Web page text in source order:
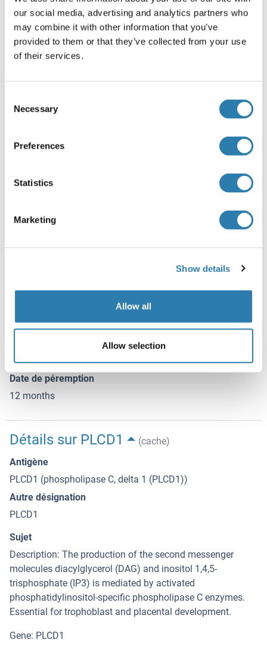
our social media, advertising and analytics partners who
may combine it with other information that you’ve
provided to them or that they’ve collected from your use
of their services.
Selection
Necessary
Preferences
Statistics
Marketing
Show details
Allow all
Allow selection
Stockage
(cache)
Format
1 mg/mL
Rabbit IgG in phosphate buffered saline , pH 7.4, 150 mM
Agent conservateur
This product contains Sodium azide: a POISONOUS AND
Date de péremption
12 months
Détails sur PLCD1
(cache)
Antigène
PLCD1 (phospholipase C, delta 1 (PLCD1))
Autre désignation
PLCD1
Sujet
Description: The production of the second messenger
molecules diacylglycerol (DAG) and inositol 1,4,5-
trisphosphate (IP3) is mediated by activated
phosphatidylinositol-specific phospholipase C enzymes.
Essential for trophoblast and placental development.
Gene: PLCD1